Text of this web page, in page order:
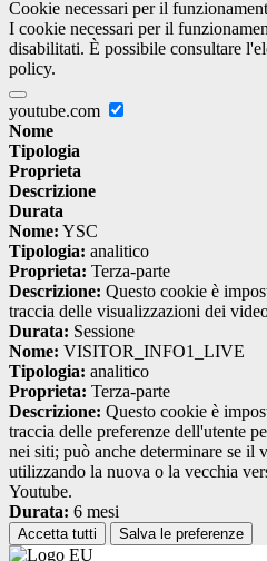
Cookie necessari per il
I cookie necessari per il
disabilitati. È possibile consultare
policy.
youtube.com
Nome
Tipologia
Proprieta
Descrizione
Durata
Nome: YSC
Tipologia: analitico
Proprieta: Terza-parte
Descrizione: Questo cookie è
traccia delle visualizzazioni dei
Durata: Sessione
Nome: VISITOR_INFO1_LIVE
Tipologia: analitico
Proprieta: Terza-parte
Descrizione: Questo cookie è
traccia delle preferenze dell'utente
nei siti; può anche determinare se il
utilizzando la nuova o la vecchia
Youtube.
Durata: 6 mesi
Accetta tutti Salva le preferenze